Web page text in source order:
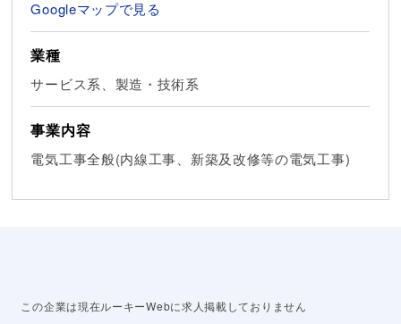
Googleマップで見る
業種
サービス系、製造・技術系
事業内容
電気工事全般(内線工事、新築及改修等の電気工事)
この企業は現在ルーキーWebに求人掲載しておりません